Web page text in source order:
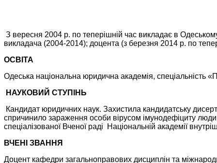
З вересня 2004 р. по теперішній час викладає в
викладача (2004-2014); доцента (з березня 2014 р. по
ОСВІТА
Одеська національна юридична академія, спеціальність
НАУКОВИЙ СТУПІНЬ
Кандидат юридичних наук. Захистила кандидатську
спричинило зараження особи вірусом імунодефіциту
спеціалізованої Вченої раді Національній академії
ВЧЕНІ ЗВАННЯ
Доцент кафедри загальноправових дисциплін та